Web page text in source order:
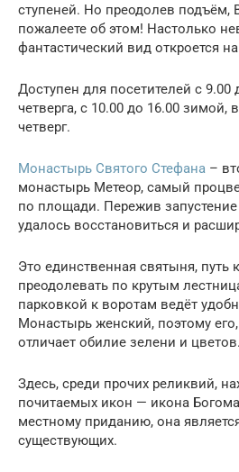
ступеней. Но преодолев подъём,
пожалеете об этом! Настолько
фантастический вид откроется
Доступен для посетителей с 9.00
четверга, с 10.00 до 16.00 зимой,
четверг.
Монастырь Святого Стефана –
монастырь Метеор, самый
по площади. Пережив
удалось восстановиться и
Это единственная святыня, путь
преодолевать по крутым
парковкой к воротам ведёт
Монастырь женский, поэтому
отличает обилие зелени и цветов.
Здесь, среди прочих реликвий,
почитаемых икон — икона
местному приданию, она
существующих.